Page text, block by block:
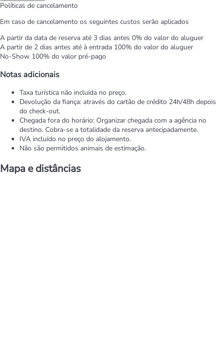
Políticas de cancelamento
Em caso de cancelamento os seguintes custos serão aplicados
A partir da data de reserva até 3 dias antes 0% do valor do aluguer
A partir de 2 dias antes até à entrada 100% do valor do aluguer
No-Show 100% do valor pré-pago
Notas adicionais
Taxa turística não incluída no preço.
Devolução da fiança: através do cartão de crédito 24h/48h depois
do check-out.
Chegada fora do horário: Organizar chegada com a agência no
destino. Cobra-se a totalidade da reserva antecipadamente.
IVA incluído no preço do alojamento.
Não são permitidos animais de estimação.
Mapa e distâncias